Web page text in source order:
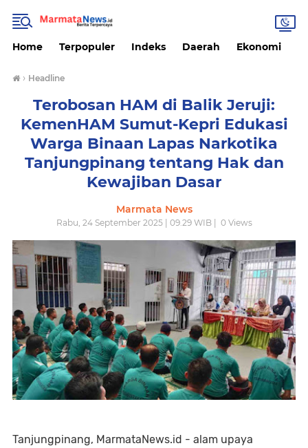
Home Terpopuler Indeks Daerah Ekonomi
› Headline
Terobosan HAM di Balik Jeruji:
KemenHAM Sumut-Kepri Edukasi
Warga Binaan Lapas Narkotika
Tanjungpinang tentang Hak dan
Kewajiban Dasar
Marmata News
Rabu, 24 September 2025 | 09.29 WIB | 0Views
Tanjungpinang, MarmataNews.id - alam upaya